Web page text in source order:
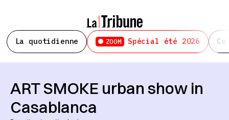
La quotidienne ZOOM Spécial été 2026
ART SMOKE urban show in
Casablanca